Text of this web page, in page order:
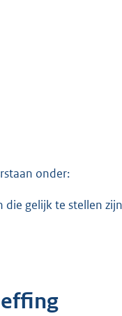
onder:
gelijk te stellen